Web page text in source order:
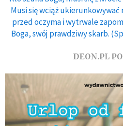
Musi się wciąż ukierunkowywać
przed oczyma i wytrwale
Boga, swój prawdziwy skarb.
DEON.PL